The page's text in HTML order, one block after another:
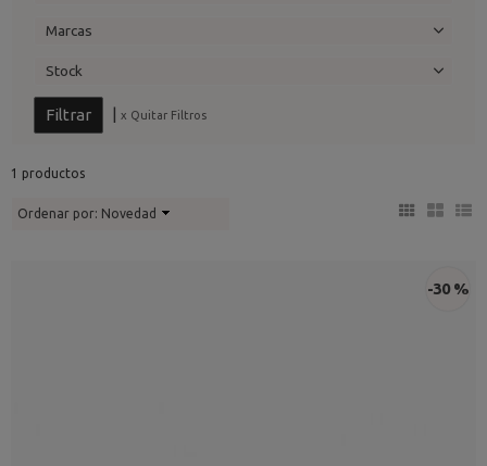
Marcas
Stock
| x Quitar Filtros
1 productos
Ordenar por: Novedad
-30 %